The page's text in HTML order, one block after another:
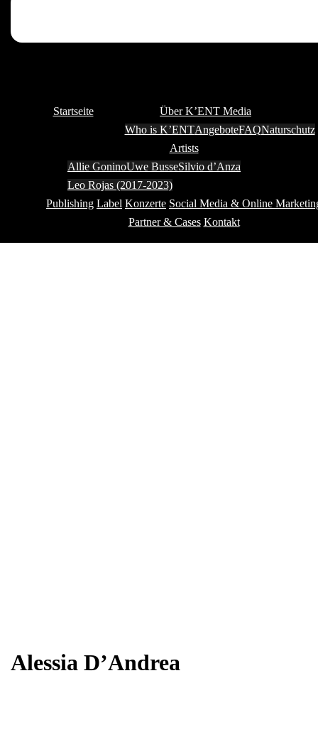
Startseite
Über K’ENT Media
Who is K’ENTAngeboteFAQNaturschutz
Artists
Allie GoninoUwe BusseSilvio d’Anza
Leo Rojas (2017-2023)
Publishing Label Konzerte Social Media & Online
Partner & Cases Kontakt
Alessia D’Andrea